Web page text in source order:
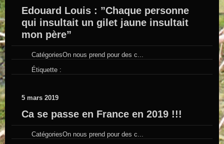
Edouard Louis : ”Chaque personne
qui insultait un gilet jaune insultait
mon père”
CatégoriesOn nous prend pour des c...
Étiquette :
5 mars 2019
Ca se passe en France en 2019 !!!
CatégoriesOn nous prend pour des c...